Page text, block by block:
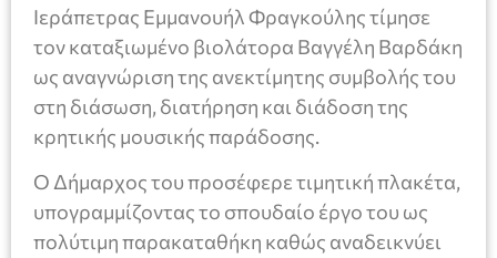
Ιεράπετρας Εμμανουήλ Φραγκούλης τίμησε
τον καταξιωμένο βιολάτορα Βαγγέλη Βαρδάκη
ως αναγνώριση της ανεκτίμητης συμβολής του
στη διάσωση, διατήρηση και διάδοση της
κρητικής μουσικής παράδοσης.
Ο Δήμαρχος του προσέφερε τιμητική πλακέτα,
υπογραμμίζοντας το σπουδαίο έργο του ως
πολύτιμη παρακαταθήκη καθώς αναδεικνύει